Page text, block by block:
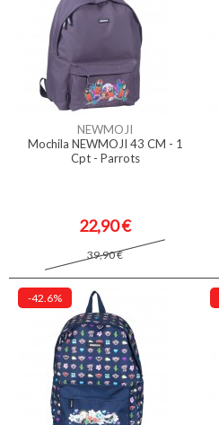
NEWMOJI
Mochila NEWMOJI 43 CM - 1
Cpt - Parrots
22,90 €
39,90 €
-42.6%